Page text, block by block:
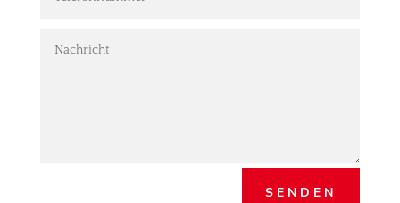
SENDEN